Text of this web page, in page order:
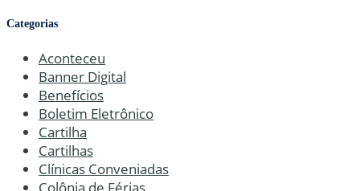
Categorias
Aconteceu
Banner Digital
Benefícios
Boletim Eletrônico
Cartilha
Cartilhas
Clínicas Conveniadas